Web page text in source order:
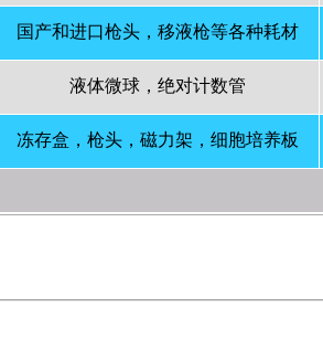
国产和进口枪头，移液枪等各种耗材
液体微球，绝对计数管
冻存盒，枪头，磁力架，细胞培养板